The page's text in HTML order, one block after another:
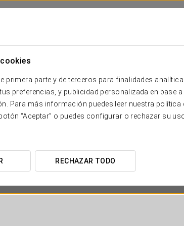
primera parte y de terceros para finalidades
preferencias, y publicidad personalizada en base
Para más información puedes leer nuestra
“Aceptar” o puedes configurar o rechazar su
RECHAZAR TODO